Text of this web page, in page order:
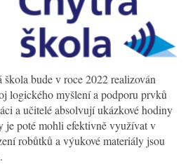
bude v roce 2022 realizován
logického myšlení a podporu prvků
a učitelé absolvují ukázkové hodiny
je poté mohli efektivně využívat v
robůtků a výukové materiály jsou